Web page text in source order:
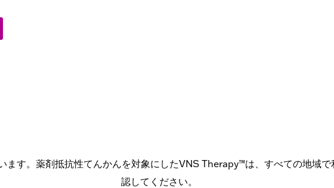
ます。薬剤抵抗性てんかんを対象にしたVNS Therapy™は、すべての地域
認してください。